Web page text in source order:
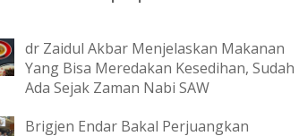
dr Zaidul Akbar Menjelaskan Makanan
Yang Bisa Meredakan Kesedihan, Sudah
Ada Sejak Zaman Nabi SAW
Brigjen Endar Bakal Perjuangkan